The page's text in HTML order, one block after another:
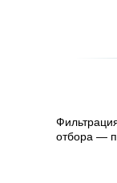
отбора —